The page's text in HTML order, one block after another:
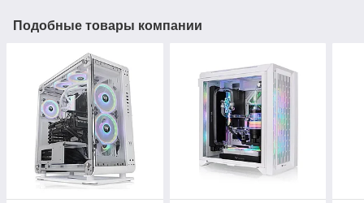
Подобные товары компании